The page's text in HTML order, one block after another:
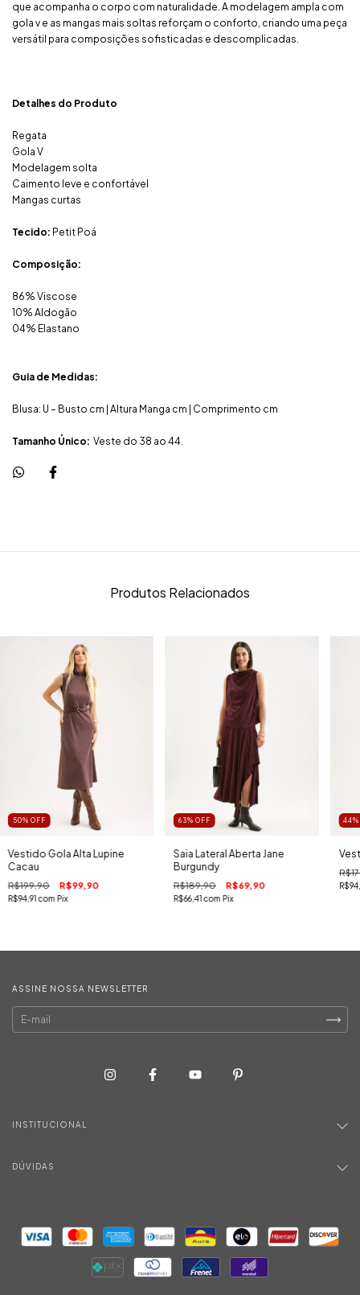
que acompanha o corpo com naturalidade. A modelagem ampla com
gola v e as mangas mais soltas reforçam o conforto, criando uma peça
versátil para composições sofisticadas e descomplicadas.
Detalhes do Produto
Regata
Gola V
Modelagem solta
Caimento leve e confortável
Mangas curtas
Tecido: Petit Poá
Composição:
86% Viscose
10% Aldogão
04% Elastano
Guia de Medidas:
Blusa: U – Busto cm | Altura Manga cm | Comprimento cm
Tamanho Único: Veste do 38 ao 44.
Produtos Relacionados
50% OFF
Vestido Gola Alta Lupine
Cacau
R$199,90 R$99,90
R$94,91com Pix
63% OFF
Saia Lateral Aberta Jane
Burgundy
R$189,90 R$69,90
R$66,41com Pix
44
ASSINE NOSSA NEWSLETTER
INSTITUCIONAL
DÚVIDAS